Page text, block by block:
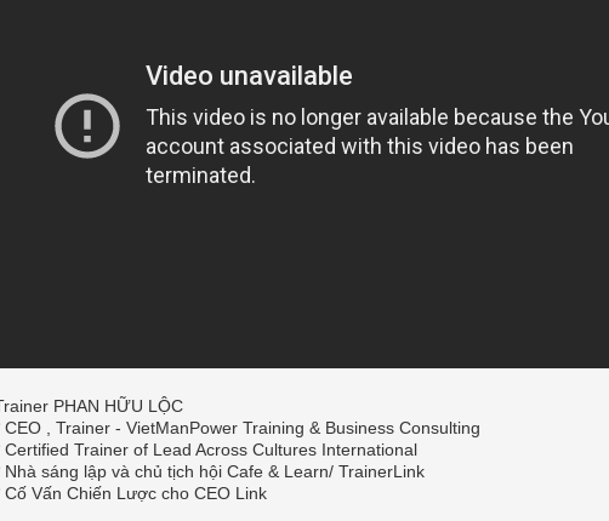
PHAN HỮU LỘC
CEO , Trainer - VietManPower Training & Business Consulting
Certified Trainer of Lead Across Cultures International
Nhà sáng lập và chủ tịch hội Cafe & Learn/ TrainerLink
Cố Vấn Chiến Lược cho CEO Link